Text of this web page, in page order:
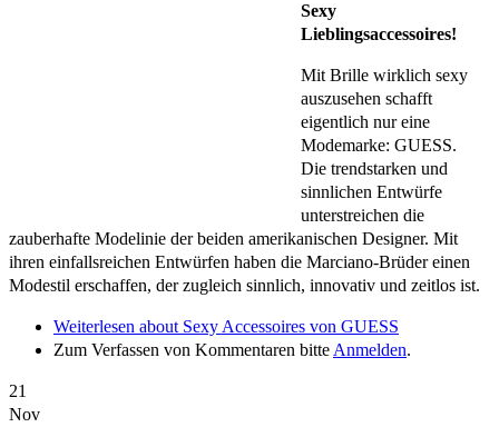
Sexy
Lieblingsaccessoires!
Mit Brille wirklich sexy
auszusehen schafft
eigentlich nur eine
Modemarke: GUESS.
Die trendstarken und
sinnlichen Entwürfe
unterstreichen die
zauberhafte Modelinie der beiden amerikanischen Designer. Mit
ihren einfallsreichen Entwürfen haben die Marciano-Brüder einen
Modestil erschaffen, der zugleich sinnlich, innovativ und zeitlos ist.
Weiterlesen about Sexy Accessoires von GUESS
Zum Verfassen von Kommentaren bitte Anmelden.
21
Nov